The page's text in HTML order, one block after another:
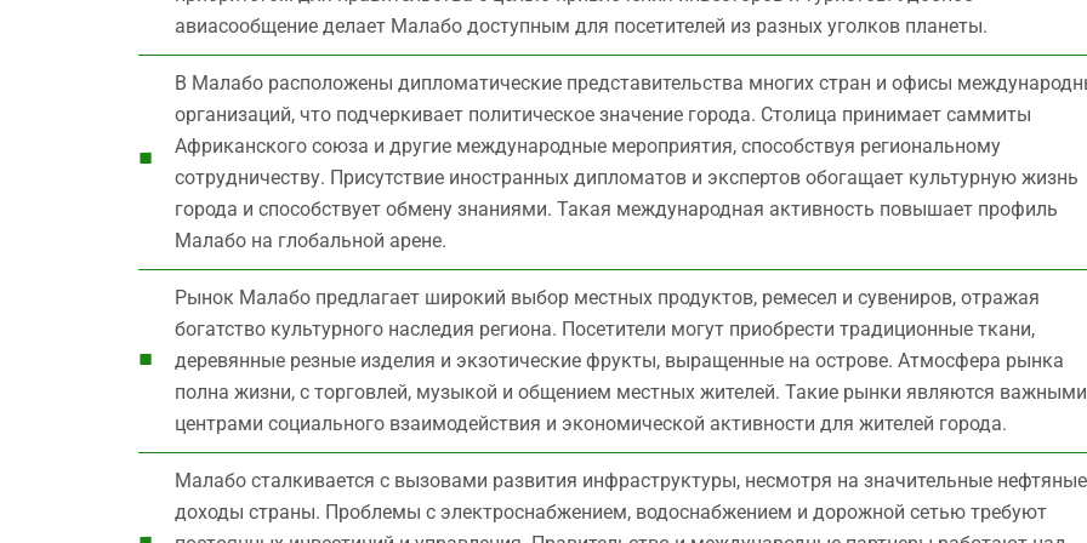
авиасообщение делает Малабо доступным для посетителей из разных уголков планеты.
В Малабо расположены дипломатические представительства многих стран и офисы
организаций, что подчеркивает политическое значение города. Столица принимает саммиты
Африканского союза и другие международные мероприятия, способствуя региональному
сотрудничеству. Присутствие иностранных дипломатов и экспертов обогащает культурную жизнь
города и способствует обмену знаниями. Такая международная активность повышает профиль
Малабо на глобальной арене.
Рынок Малабо предлагает широкий выбор местных продуктов, ремесел и сувениров, отражая
богатство культурного наследия региона. Посетители могут приобрести традиционные ткани,
деревянные резные изделия и экзотические фрукты, выращенные на острове. Атмосфера рынка
полна жизни, с торговлей, музыкой и общением местных жителей. Такие рынки являются важными
центрами социального взаимодействия и экономической активности для жителей города.
Малабо сталкивается с вызовами развития инфраструктуры, несмотря на значительные нефтяные
доходы страны. Проблемы с электроснабжением, водоснабжением и дорожной сетью требуют